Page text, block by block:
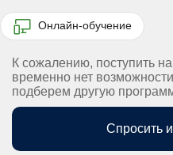
Онлайн-обучение
К сожалению, поступить
временно нет
подберем другую
Спросить